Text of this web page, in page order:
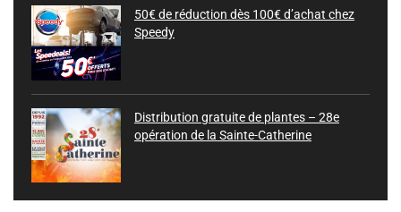
50€ de réduction dès 100€ d’achat chez
Speedy
Distribution gratuite de plantes – 28e
opération de la Sainte-Catherine